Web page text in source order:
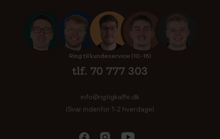
Ring til kundeservice (10-16)
tlf. 70 777 303
info@rigtigkaffe.dk
(Svar indenfor 1-2 hverdage)